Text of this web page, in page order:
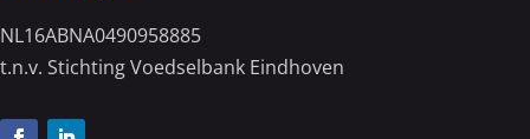
NL16ABNA0490958885
t.n.v. Stichting Voedselbank Eindhoven